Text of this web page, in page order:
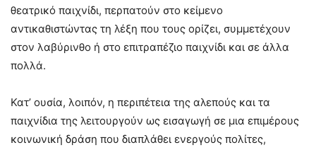
θεατρικό παιχνίδι, περπατούν στο κείμενο
αντικαθιστώντας τη λέξη που τους ορίζει, συμμετέχουν
στον λαβύρινθο ή στο επιτραπέζιο παιχνίδι και σε άλλα
πολλά.
Κατ’ ουσία, λοιπόν, η περιπέτεια της αλεπούς και τα
παιχνίδια της λειτουργούν ως εισαγωγή σε μια επιμέρους
κοινωνική δράση που διαπλάθει ενεργούς πολίτες,